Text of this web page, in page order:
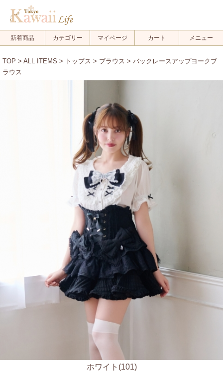
新着商品 カテゴリー マイページ カート メニュー
TOP > ALL ITEMS > トップス > ブラウス > バックレースアップヨークブ
ラウス
ホワイト(101)